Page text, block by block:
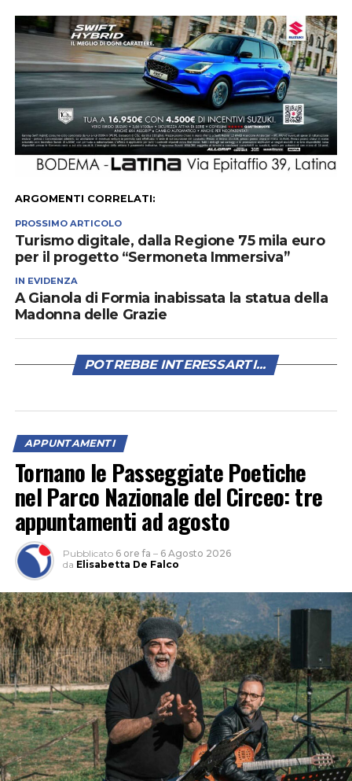
ARGOMENTI CORRELATI:
PROSSIMO ARTICOLO
Turismo digitale, dalla Regione 75 mila euro
per il progetto “Sermoneta Immersiva”
IN EVIDENZA
A Gianola di Formia inabissata la statua della
Madonna delle Grazie
POTREBBE INTERESSARTI...
APPUNTAMENTI
Tornano le Passeggiate Poetiche
nel Parco Nazionale del Circeo: tre
appuntamenti ad agosto
Pubblicato 6 ore fa – 6 Agosto 2026
da Elisabetta De Falco